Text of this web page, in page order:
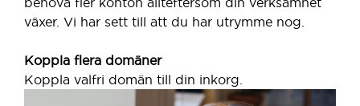
växer. Vi har sett till att du har utrymme nog.
Koppla flera domäner
Koppla valfri domän till din inkorg.